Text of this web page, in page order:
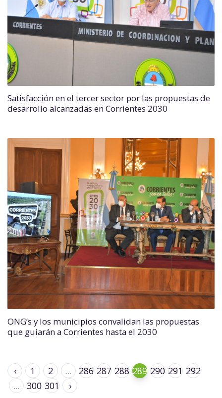
Satisfacción en el tercer sector por las propuestas de
desarrollo alcanzadas en Corrientes 2030
ONG’s y los municipios convalidan las propuestas
que guiarán a Corrientes hasta el 2030
‹ 1 2 ... 286 287 288 289 290 291 292
...
300 301 ›